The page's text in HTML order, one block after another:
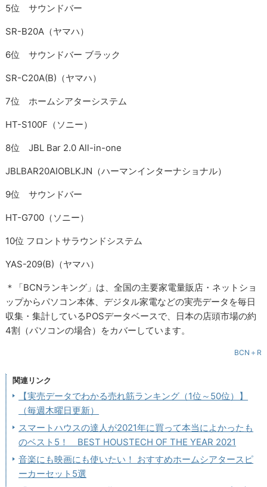
5位 サウンドバー
SR-B20A（ヤマハ）
6位 サウンドバー ブラック
SR-C20A(B)（ヤマハ）
7位 ホームシアターシステム
HT-S100F（ソニー）
8位 JBL Bar 2.0 All-in-one
JBLBAR20AIOBLKJN（ハーマンインターナショナル）
9位 サウンドバー
HT-G700（ソニー）
10位 フロントサラウンドシステム
YAS-209(B)（ヤマハ）
＊「BCNランキング」は、全国の主要家電量販店・ネットショ
ップからパソコン本体、デジタル家電などの実売データを毎日
収集・集計しているPOSデータベースで、日本の店頭市場の約
4割（パソコンの場合）をカバーしています。
BCN＋R
関連リンク
【実売データでわかる売れ筋ランキング（1位～50位）】
（毎週木曜日更新）
スマートハウスの達人が2021年に買って本当によかったも
のベスト5！ BEST HOUSTECH OF THE YEAR 2021
音楽にも映画にも使いたい！ おすすめホームシアタースピ
ーカーセット5選